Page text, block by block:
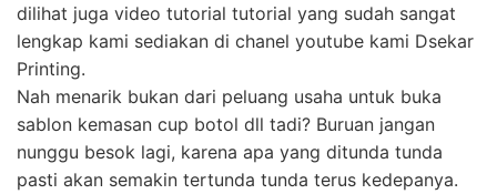
dilihat juga video tutorial tutorial yang sudah sangat
lengkap kami sediakan di chanel youtube kami Dsekar
Printing.
Nah menarik bukan dari peluang usaha untuk buka
sablon kemasan cup botol dll tadi? Buruan jangan
nunggu besok lagi, karena apa yang ditunda tunda
pasti akan semakin tertunda tunda terus kedepanya.